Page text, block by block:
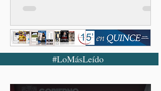
#LoMásLeído